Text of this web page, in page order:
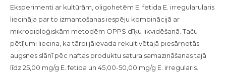
Eksperimenti ar kultūrām, oligohetēm E. fetida E. irregularularis
liecināja par to izmantošanas iespēju kombinācijā ar
mikrobioloģiskām metodēm OPPS dīķu likvidēšanā. Taču
pētījumi liecina, ka tārpi jāievada rekultivētajā piesārņotās
augsnes slānī pēc naftas produktu satura samazināšanas tajā
līdz 25,00 mg/g E. fetida un 45,00-50,00 mg/g E. irregularis.